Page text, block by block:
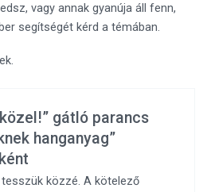
vagy annak gyanúja áll fenn,
segítségét kérd a témában.
gátló parancs
hanganyag”
közzé. A kötelező